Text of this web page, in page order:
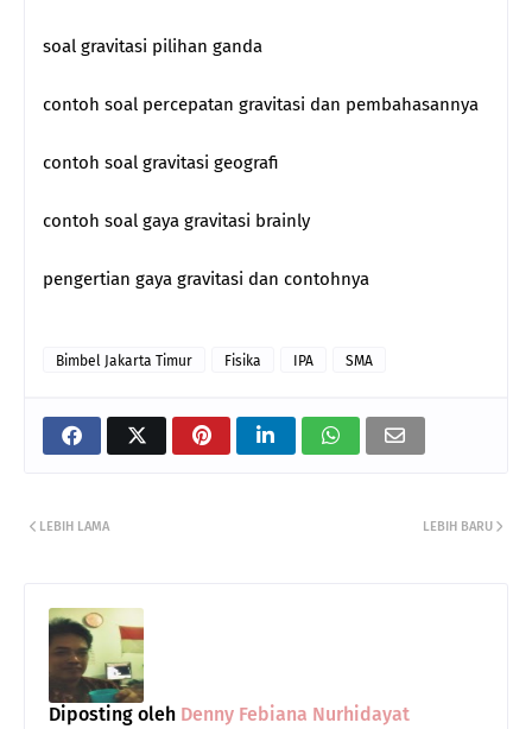
soal gravitasi pilihan ganda
contoh soal percepatan gravitasi dan pembahasannya
contoh soal gravitasi geografi
contoh soal gaya gravitasi brainly
pengertian gaya gravitasi dan contohnya
Bimbel Jakarta Timur Fisika IPA SMA
LEBIH BARU
LEBIH LAMA
Diposting oleh Denny Febiana Nurhidayat